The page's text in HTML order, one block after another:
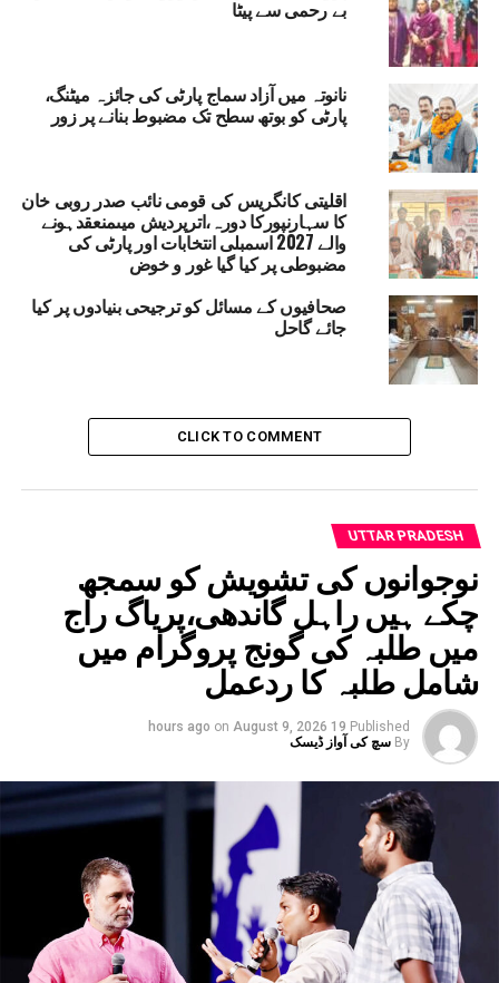
RELATED TOPICS:
DEOBAND
MADARSA
REGISTERED MADARSA
WAQF AMENDMEND BILL
کے ڈی نے مسائل حل نہ ہونے پر پاور کارپوریشن کے
تحریک چلانے کی دی وارننگ
DON'T MISS
علوی نے اپنی طنز یہ و مزاحیہ شاعری میں عصر حا ضر
میں پل رہے مسائل کوبنایا موضوع :ڈاکٹر آصف
بے رحمی سے پیٹا
نانوتہ میں آزاد سماج پارٹی کی جائزہ میٹنگ،
پارٹی کو بوتھ سطح تک مضبوط بنانے پر زور
اقلیتی کانگریس کی قومی نائب صدر روبی خان
کا سہارنپورکا دورہ،اترپردیش میںمنعقدہونے
والے 2027 اسمبلی انتخابات اور پارٹی کی
مضبوطی پر کیا گیا غور و خوض
صحافیوں کے مسائل کو ترجیحی بنیادوں پر کیا
جائے گاحل
CLICK TO COMMENT
UTTAR PRADESH
نوجوانوں کی تشویش کو سمجھ
چکے ہیں راہل گاندھی،پریاگ راج
میں طلبہ کی گونج پروگرام میں
شامل طلبہ کا ردعمل
Published
19 hours ago
on August 9, 2026
By سچ کی آواز ڈیسک